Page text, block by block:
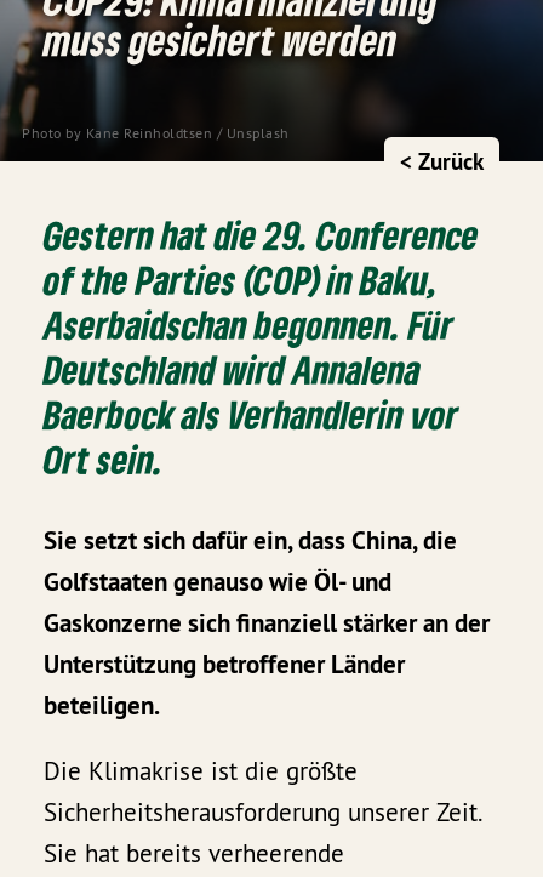
Photo by Kane Reinholdtsen / Unsplash
muss gesichert werden
< Zurück
Gestern hat die 29. Conference
of the Parties (COP) in Baku,
Aserbaidschan begonnen. Für
Deutschland wird Annalena
Baerbock als Verhandlerin vor
Ort sein.
Sie setzt sich dafür ein, dass China, die
Golfstaaten genauso wie Öl- und
Gaskonzerne sich finanziell stärker an der
Unterstützung betroffener Länder
beteiligen.
Die Klimakrise ist die größte
Sicherheitsherausforderung unserer Zeit.
Sie hat bereits verheerende